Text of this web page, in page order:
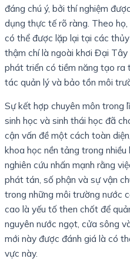
đáng chú ý, bởi thí nghiệm
dụng thực tế rõ ràng. Theo
có thể được lặp lại tại các
thậm chí là ngoài khơi Đại
phát triển có tiềm năng tạo ra
tác quản lý và bảo tồn môi
Sự kết hợp chuyên môn trong
sinh học và sinh thái học đã
cận vấn đề một cách toàn
khoa học nền tảng trong
nghiên cứu nhấn mạnh rằng
phát tán, số phận và sự vận
trong những môi trường nước
cao là yếu tố then chốt để
nguyên nước ngọt, cửa sông
mới này được đánh giá là có
vực này.